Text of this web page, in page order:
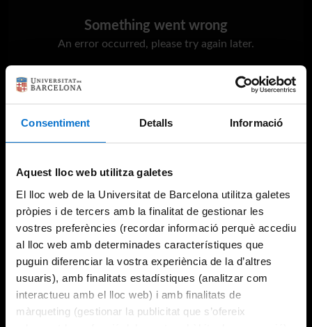
Consentiment Detalls Informació
Aquest lloc web utilitza galetes
El lloc web de la Universitat de Barcelona utilitza galetes
pròpies i de tercers amb la finalitat de gestionar les
vostres preferències (recordar informació perquè accediu
al lloc web amb determinades característiques que
puguin diferenciar la vostra experiència de la d’altres
usuaris), amb finalitats estadístiques (analitzar com
interactueu amb el lloc web) i amb finalitats de
màrqueting (gestionar la publicitat que s’ofereix
Something went wrong
An error occurred, please try again later.
Try again